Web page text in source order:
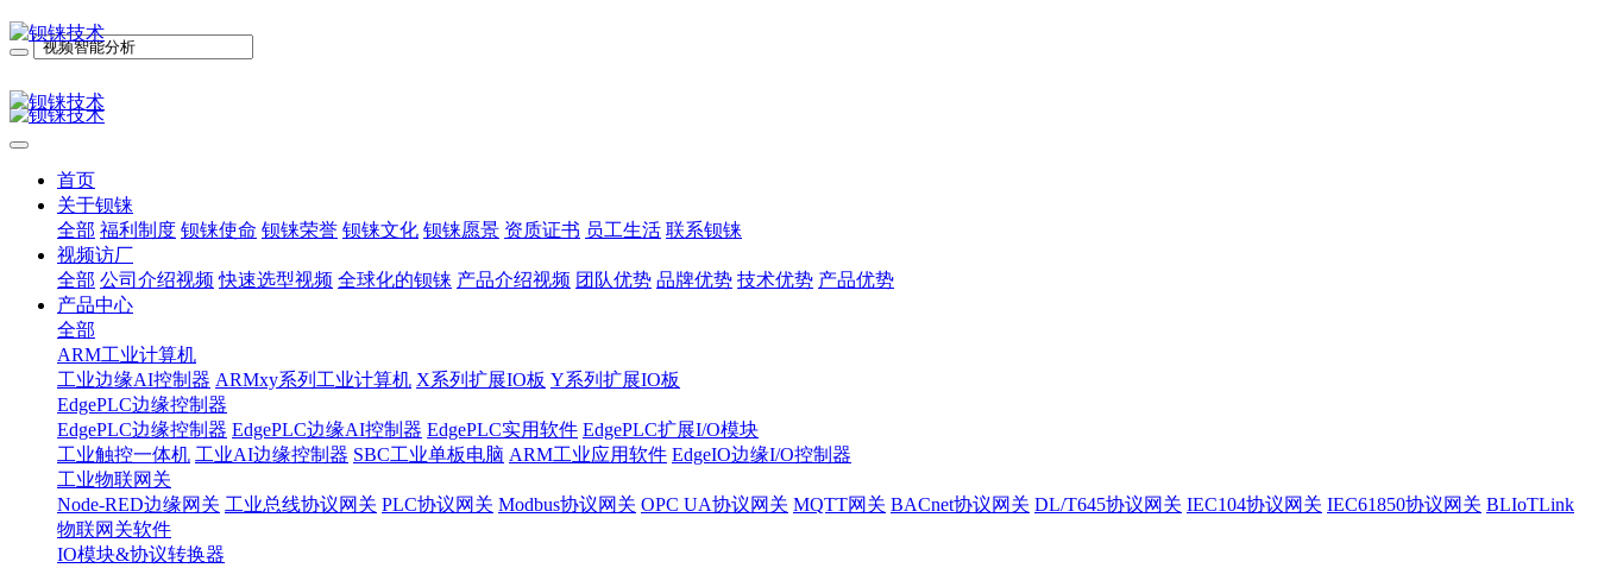
首页
关于钡铼
全部 福利制度 钡铼使命 钡铼荣誉 钡铼文化 钡铼愿景 资质证书 员工生活 联系钡铼
视频访厂
全部 公司介绍视频 快速选型视频 全球化的钡铼 产品介绍视频 团队优势 品牌优势 技术优势 产品优势
产品中心
全部
ARM工业计算机
工业边缘AI控制器 ARMxy系列工业计算机 X系列扩展IO板 Y系列扩展IO板
EdgePLC边缘控制器
EdgePLC边缘控制器 EdgePLC边缘AI控制器 EdgePLC实用软件 EdgePLC扩展I/O模块
工业触控一体机 工业AI边缘控制器 SBC工业单板电脑 ARM工业应用软件 EdgeIO边缘I/O控制器
工业物联网关
Node-RED边缘网关 工业总线协议网关 PLC协议网关 Modbus协议网关 OPC UA协议网关 MQTT网关 BACnet协议网关 DL/T645协议网关 IEC104协议网关 IEC61850协议网关 BLIoTLink
物联网关软件
IO模块&协议转换器